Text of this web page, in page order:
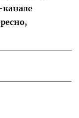
канале